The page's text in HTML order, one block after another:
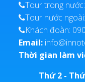
Tour trong
Tour nước
Khách đoàn:
Email:
Thời gian làm
Thứ 2 -